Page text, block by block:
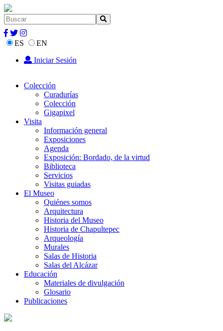
ES
EN
Iniciar Sesión
Colección
Curadurías
Colección
Gigapixel
Visita
Información general
Exposiciones
Agenda
Exposición: Bordado, de la virtud
Biblioteca
Servicios
Visitas guiadas
El Museo
Quiénes somos
Arquitectura
Historia del Museo
Historia de Chapultepec
Arqueología
Murales
Salas de Historia
Salas del Alcázar
Educación
Materiales de divulgación
Glosario
Publicaciones